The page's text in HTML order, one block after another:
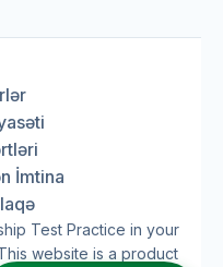
İmtina
Test Practice in your
website is a product